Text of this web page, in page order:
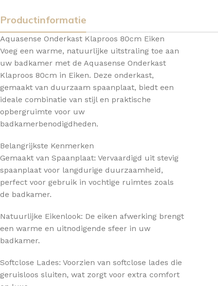
Productinformatie
Aquasense Onderkast Klaproos 80cm Eiken
Voeg een warme, natuurlijke uitstraling toe aan
uw badkamer met de Aquasense Onderkast
Klaproos 80cm in Eiken. Deze onderkast,
gemaakt van duurzaam spaanplaat, biedt een
ideale combinatie van stijl en praktische
opbergruimte voor uw
badkamerbenodigdheden.
Belangrijkste Kenmerken
Gemaakt van Spaanplaat: Vervaardigd uit stevig
spaanplaat voor langdurige duurzaamheid,
perfect voor gebruik in vochtige ruimtes zoals
de badkamer.
Natuurlijke Eikenlook: De eiken afwerking brengt
een warme en uitnodigende sfeer in uw
badkamer.
Softclose Lades: Voorzien van softclose lades die
geruisloos sluiten, wat zorgt voor extra comfort